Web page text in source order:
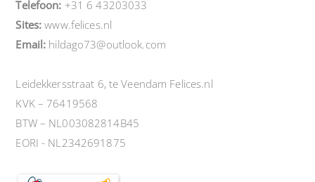
Telefoon: +31 6 43203033
Sites: www.felices.nl
Email: hildago73@outlook.com
Leidekkersstraat 6, te Veendam Felices.nl
KVK – 76419568
BTW – NL003082814B45
EORI - NL2342691875